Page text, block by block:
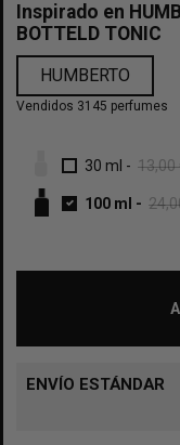
Inspirado en
BOTTELD TONIC
HUMBERTO
Vendidos 3145 perfumes
30 ml - 13,00
100 ml -
ENVÍO ESTÁNDAR